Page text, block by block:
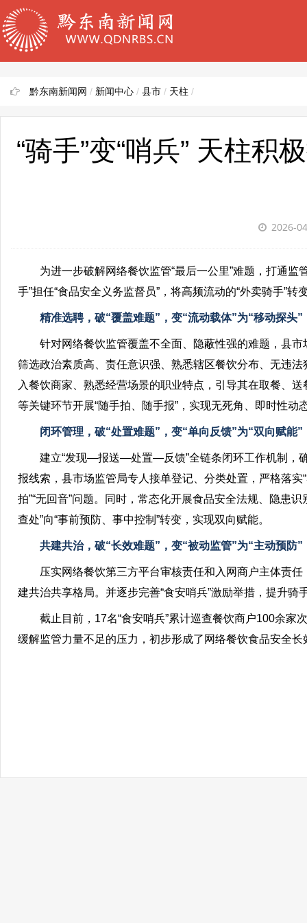
黔东南新闻网 / 新闻中心 / 县市 / 天柱 /
“骑手”变“哨兵” 天柱积
2026-
为进一步破解网络餐饮监管“最后一公里”难题，打通监
手”担任“食品安全义务监督员”，将高频流动的“外卖骑手”
精准选聘，破“覆盖难题”，变“流动载体”为“移动探头”
针对网络餐饮监管覆盖不全面、隐蔽性强的难题，县
筛选政治素质高、责任意识强、熟悉辖区餐饮分布、无违
入餐饮商家、熟悉经营场景的职业特点，引导其在取餐、
等关键环节开展“随手拍、随手报”，实现无死角、即时性动
闭环管理，破“处置难题”，变“单向反馈”为“双向赋能”
建立“发现—报送—处置—反馈”全链条闭环工作机制，
报线索，县市场监管局专人接单登记、分类处置，严格落
拍”“无回音”问题。同时，常态化开展食品安全法规、隐患
查处”向“事前预防、事中控制”转变，实现双向赋能。
共建共治，破“长效难题”，变“被动监管”为“主动预防”
压实网络餐饮第三方平台审核责任和入网商户主体责
建共治共享格局。并逐步完善“食安哨兵”激励举措，提升骑
截止目前，17名“食安哨兵”累计巡查餐饮商户100余
缓解监管力量不足的压力，初步形成了网络餐饮食品安全长